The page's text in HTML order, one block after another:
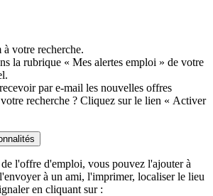
votre recherche.
la rubrique « Mes alertes emploi » de votre
par e-mail les nouvelles offres
recherche ? Cliquez sur le lien « Activer
l'offre d'emploi, vous pouvez l'ajouter à
à un ami, l'imprimer, localiser le lieu
en cliquant sur :